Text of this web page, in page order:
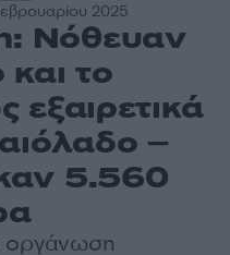
2025
Νόθευαν
και το
–
5.560
οργάνωση